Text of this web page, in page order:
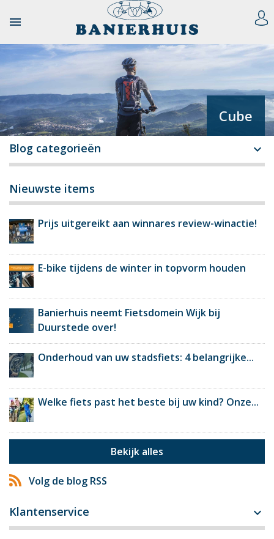

Cube
Blog categorieën 
Nieuwste items
Prijs uitgereikt aan winnares review-winactie!
E-bike tijdens de winter in topvorm houden
Banierhuis neemt Fietsdomein Wijk bij
Duurstede over!
Onderhoud van uw stadsfiets: 4 belangrijke...
Welke fiets past het beste bij uw kind? Onze...
Bekijk alles
Volg de blog RSS
Klantenservice 